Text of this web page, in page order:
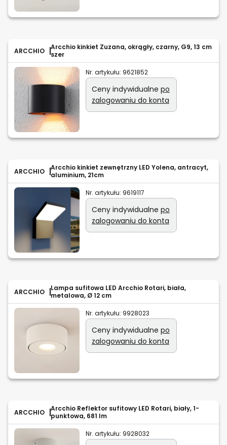
ARCCHIO
Arcchio kinkiet Zuzana, okrągły, czarny, G9, 13 cm
szer
Nr. artykułu: 9621852
Ceny indywidualne po
zalogowaniu do konta
ARCCHIO
Arcchio kinkiet zewnętrzny LED Yolena, antracyt,
aluminium, 21cm
Nr. artykułu: 9619117
Ceny indywidualne po
zalogowaniu do konta
ARCCHIO
Lampa sufitowa LED Arcchio Rotari, biała,
metalowa, Ø 12 cm
Nr. artykułu: 9928023
Ceny indywidualne po
zalogowaniu do konta
ARCCHIO
Arcchio Reflektor sufitowy LED Rotari, biały, 1-
punktowa, 681 lm
Nr. artykułu: 9928032